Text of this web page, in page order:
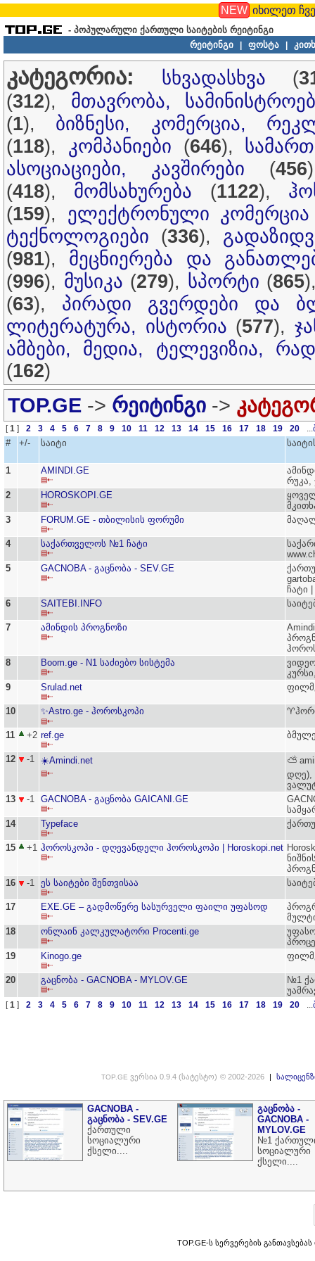
NEW იხილეთ
- პოპულარული ქართული საიტების რეიტინგი
რეიტინგი
ფოსტა
კატეგორია: სხვადასხვა (
(312), მთავრობა,
(1), ბიზნესი, კომერცია,
(118), კომპანიები (646),
ასოციაციები, კავშირები (456
(418), მომსახურება (1122),
(159), ელექტრონული კომერცია
ტექნოლოგიები (336),
(981), მეცნიერება და
(996), მუსიკა (279), სპორტი (865
(63), პირადი გვერდები და
ლიტერატურა, ისტორია (577),
ამბები, მედია, ტელევიზია,
(162)
TOP.GE -> რეიტინგი ->
[1 ] 2 3 4 5 6 7 8 9 10 11 12 13 14 15 16 17 18 19 20 ...
# +/- საიტი
1 AMINDI.GE
▤⇠
რუკა,
2
HOROSKOPI.GE
▤⇠
3
FORUM.GE - თბილისის ფორუმი
▤⇠
4 საქართველოს №1 ჩატი
▤⇠
5
GACNOBA - გაცნობა - SEV.GE
▤⇠
ჩატი |
6
SAITEBI.INFO
▤⇠
7 ამინდის პროგნოზი
▤⇠
8
Boom.ge - N1 საძიებო სისტემა
▤⇠
9
Srulad.net
▤⇠
10 ✨Astro.ge - ჰოროსკოპი
▤⇠
11 +2 ref.ge
▤⇠
12 -1 ☀️Amindi.net
▤⇠
⛅
დღე),
13
-1 GACNOBA - გაცნობა GAICANI.GE
▤⇠
14
Typeface
▤⇠
15 +1 ჰოროსკოპი - დღევანდელი ჰოროსკოპი | Horoskopi.net
▤⇠
16
-1 ეს საიტები შენთვისაა
▤⇠
17 EXE.GE – გადმოწერე სასურველი ფაილი უფასოდ
▤⇠
18
ონლაინ კალკულატორი Procenti.ge
▤⇠
19
Kinogo.ge
▤⇠
20 გაცნობა - GACNOBA - MYLOV.GE
▤⇠
№1
[1 ] 2 3 4 5 6 7 8 9 10 11 12 13 14 15 16 17 18 19 20 ...
TOP.GE ვერსია 0.9.4 (სატესტო) © 2002-2026 |
GACNOBA -
გაცნობა - SEV.GE
ქართული
სოციალური
ქსელი....
გაცნობა -
GACNOBA -
MYLOV.GE
№1
სოციალური
ქსელი....
TOP.GE-ს სერვერების